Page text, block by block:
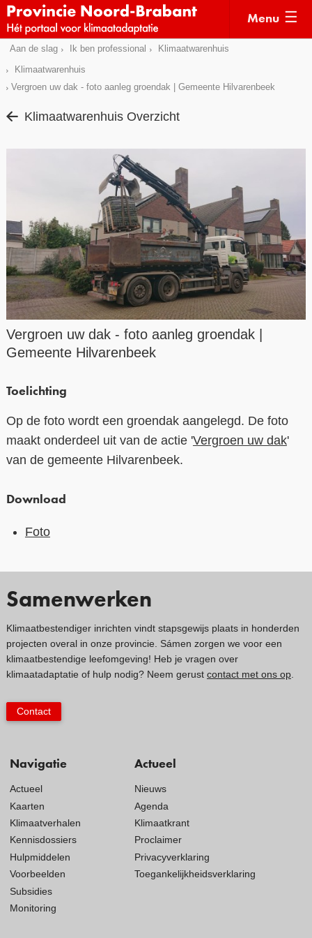
Sla
links
over
Direct
pagina
inhoud
Menu
Aan de slag Ik ben professional
Klimaatwarenhuis
Klimaatwarenhuis
Vergroen uw dak - foto aanleg groendak | Gemeente Hilvarenbeek
Klimaatwarenhuis Overzicht
Vergroen uw dak - foto aanleg groendak |
Gemeente Hilvarenbeek
Toelichting
Op de foto wordt een groendak aangelegd. De foto
maakt onderdeel uit van de actie 'Vergroen uw dak'
van de gemeente Hilvarenbeek.
Download
Foto
Navigatie
Actueel
Kaarten
Klimaatverhalen
Kennisdossiers
Hulpmiddelen
Voorbeelden
Subsidies
Monitoring
Actueel
Nieuws
Agenda
Klimaatkrant
Proclaimer
Privacyverklaring
Toegankelijkheidsverklaring
Samenwerken
Klimaatbestendiger inrichten vindt stapsgewijs plaats in honderden
projecten overal in onze provincie. Sámen zorgen we voor een
klimaatbestendige leefomgeving! Heb je vragen over
klimaatadaptatie of hulp nodig? Neem gerust contact met ons op.
Contact
Actueel
Kaarten
Klimaatverhalen
Hulpmiddelen
Voorbeelden
Subsidies
Monitoring
Contact
Weerbaar Dommelland